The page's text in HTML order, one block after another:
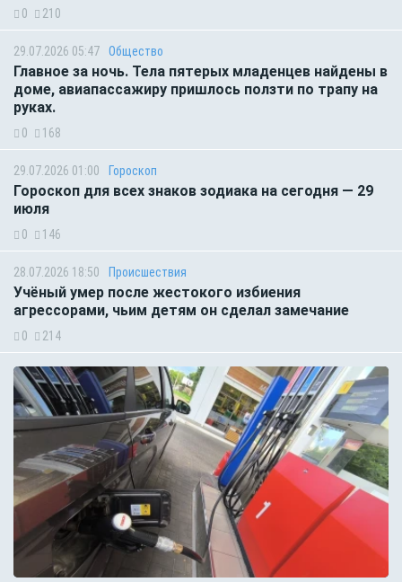
0 210
29.07.2026 05:47 Общество
Главное за ночь. Тела пятерых младенцев найдены в
доме, авиапассажиру пришлось ползти по трапу на
руках.
0 168
29.07.2026 01:00 Гороскоп
Гороскоп для всех знаков зодиака на сегодня — 29
июля
0 146
28.07.2026 18:50 Происшествия
Учёный умер после жестокого избиения
агрессорами, чьим детям он сделал замечание
0 214